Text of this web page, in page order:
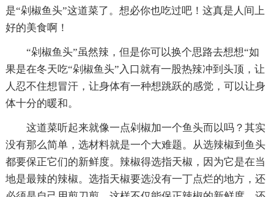
是“剁椒鱼头”这道菜了。想必你也吃过吧！这真是人间上
好的美食啊！
“剁椒鱼头”虽然辣，但是你可以换个思路去想想“如
果是在冬天吃“剁椒鱼头”入口就有一股热辣冲到头顶，让
人忍不住想冒汗，让身体有一种想跳跃的感觉，可以让身
体十分的暖和。
这道菜听起来就像一点剁椒加一个鱼头而以吗？其实
没有那么简单，选材料就是一个大难题。从选辣椒到鱼头
都要保正它们的新鲜度。辣椒得选指天椒，因为它是在当
地是最辣的辣椒。选指天椒要选没有一丁点烂的地方，还